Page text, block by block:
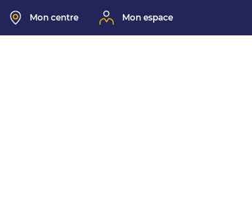
Mon centre Mon espace